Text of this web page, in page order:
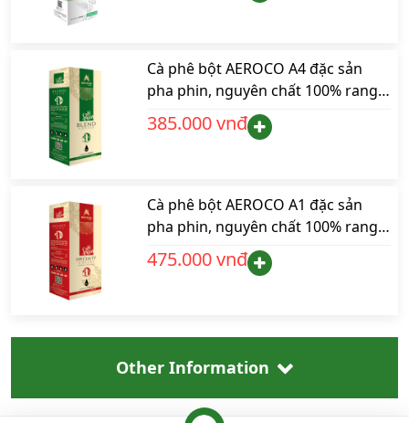
Cà phê bột AEROCO A4 đặc sản
pha phin, nguyên chất 100% rang
mộc hậu vị ngọt thơm quyến rũ,
hộp 250gr
385.000 vnđ
Cà phê bột AEROCO A1 đặc sản
pha phin, nguyên chất 100% rang
mộc hậu vị ngọt thơm quyến rũ,
hộp 250gr
475.000 vnđ
Other Information